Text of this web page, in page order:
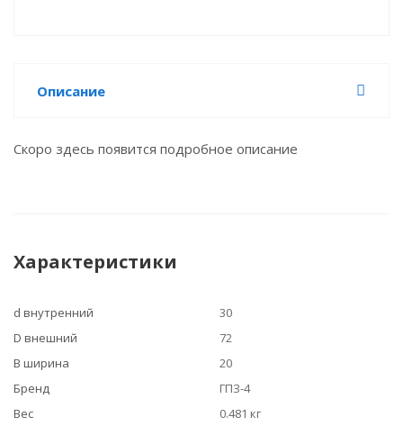
Описание
Скоро здесь появится подробное описание
Характеристики
d внутренний
30
D внешний
72
B ширина
20
Бренд
ГПЗ-4
Вес
0.481 кг